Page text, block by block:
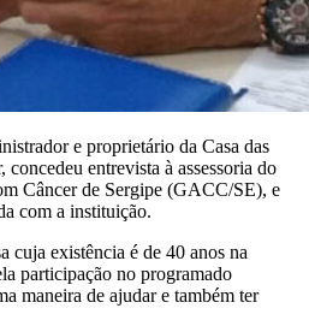
e proprietário da Casa das
entrevista à assessoria do
Câncer de Sergipe (GACC/SE), e
com a instituição.
cuja existência é de 40 anos na
participação no programado
maneira de ajudar e também ter